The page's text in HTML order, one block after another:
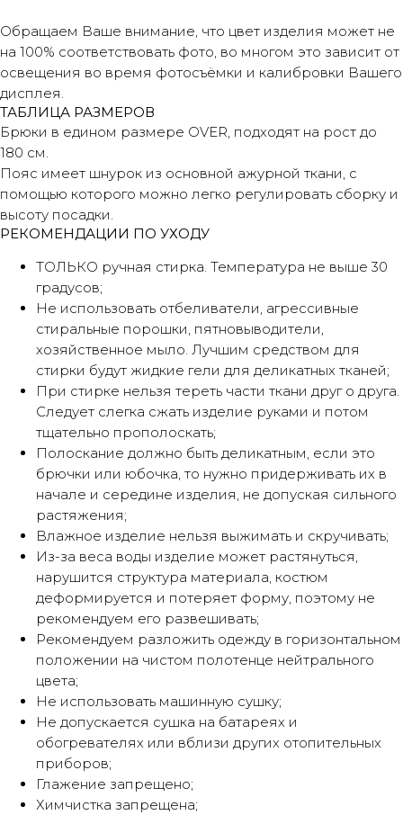
Обращаем Ваше внимание, что цвет изделия может не
на 100% соответствовать фото, во многом это зависит от
освещения во время фотосъёмки и калибровки Вашего
дисплея.
ТАБЛИЦА РАЗМЕРОВ
Брюки в едином размере OVER, подходят на рост до
180 см.
Пояс имеет шнурок из основной ажурной ткани, с
помощью которого можно легко регулировать сборку и
высоту посадки.
РЕКОМЕНДАЦИИ ПО УХОДУ
ТОЛЬКО ручная стирка. Температура не выше 30
градусов;
Не использовать отбеливатели, агрессивные
стиральные порошки, пятновыводители,
хозяйственное мыло. Лучшим средством для
стирки будут жидкие гели для деликатных тканей;
При стирке нельзя тереть части ткани друг о друга.
Следует слегка сжать изделие руками и потом
тщательно прополоскать;
Полоскание должно быть деликатным, если это
брючки или юбочка, то нужно придерживать их в
начале и середине изделия, не допуская сильного
растяжения;
Влажное изделие нельзя выжимать и скручивать;
Из-за веса воды изделие может растянуться,
нарушится структура материала, костюм
деформируется и потеряет форму, поэтому не
рекомендуем его развешивать;
Рекомендуем разложить одежду в горизонтальном
положении на чистом полотенце нейтрального
цвета;
Не использовать машинную сушку;
Не допускается сушка на батареях и
обогревателях или вблизи других отопительных
приборов;
Глажение запрещено;
Химчистка запрещена;